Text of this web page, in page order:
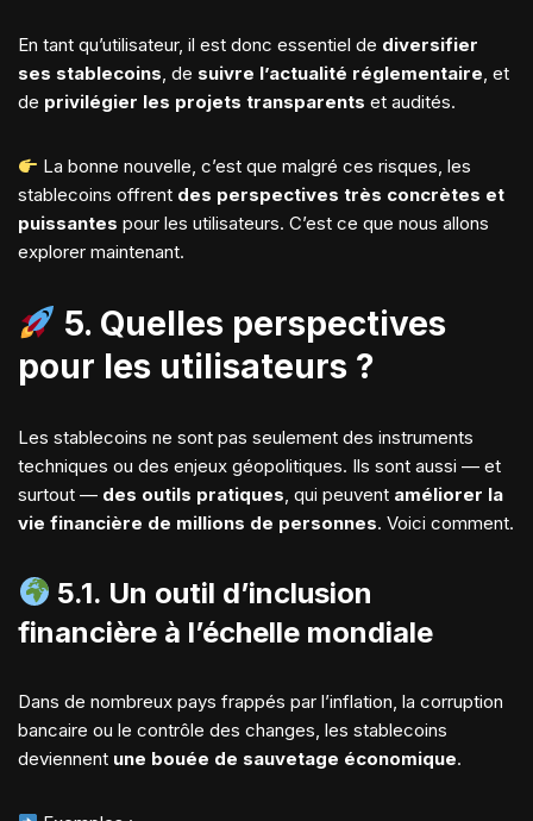
En tant qu’utilisateur, il est donc essentiel de diversifier
ses stablecoins, de suivre l’actualité réglementaire, et
de privilégier les projets transparents et audités.
La bonne nouvelle, c’est que malgré ces risques, les
stablecoins offrent des perspectives très concrètes et
puissantes pour les utilisateurs. C’est ce que nous allons
explorer maintenant.
5. Quelles perspectives
pour les utilisateurs ?
Les stablecoins ne sont pas seulement des instruments
techniques ou des enjeux géopolitiques. Ils sont aussi — et
surtout — des outils pratiques, qui peuvent améliorer la
vie financière de millions de personnes. Voici comment.
5.1. Un outil d’inclusion
financière à l’échelle mondiale
Dans de nombreux pays frappés par l’inflation, la corruption
bancaire ou le contrôle des changes, les stablecoins
deviennent une bouée de sauvetage économique.